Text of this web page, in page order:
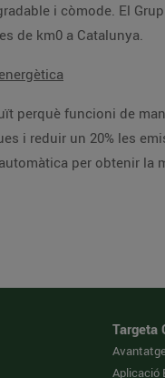
i còmode. El
de km0 a Catalunya.
perquè funcioni de
i reduir un 20% les
per obtenir la
Targeta
Aplicació